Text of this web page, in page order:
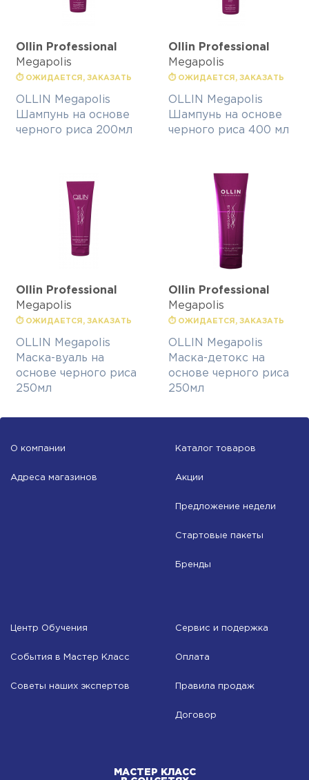
Ollin Professional
Megapolis
⏱ ОЖИДАЕТСЯ, ЗАКАЗАТЬ
OLLIN Megapolis
Шампунь на основе
черного риса 200мл
Ollin Professional
Megapolis
⏱ ОЖИДАЕТСЯ, ЗАКАЗАТЬ
OLLIN Megapolis
Шампунь на основе
черного риса 400 мл
Ollin Professional
Megapolis
⏱ ОЖИДАЕТСЯ, ЗАКАЗАТЬ
OLLIN Megapolis
Маска-вуаль на
основе черного риса
250мл
Ollin Professional
Megapolis
⏱ ОЖИДАЕТСЯ, ЗАКАЗАТЬ
OLLIN Megapolis
Маска-детокс на
основе черного риса
250мл
О компании
Адреса магазинов
Каталог товаров
Акции
Предложение недели
Стартовые пакеты
Бренды
Центр Обучения
События в Мастер Класс
Советы наших экспертов
Сервис и подержка
Оплата
Правила продаж
Договор
МАСТЕР КЛАСС